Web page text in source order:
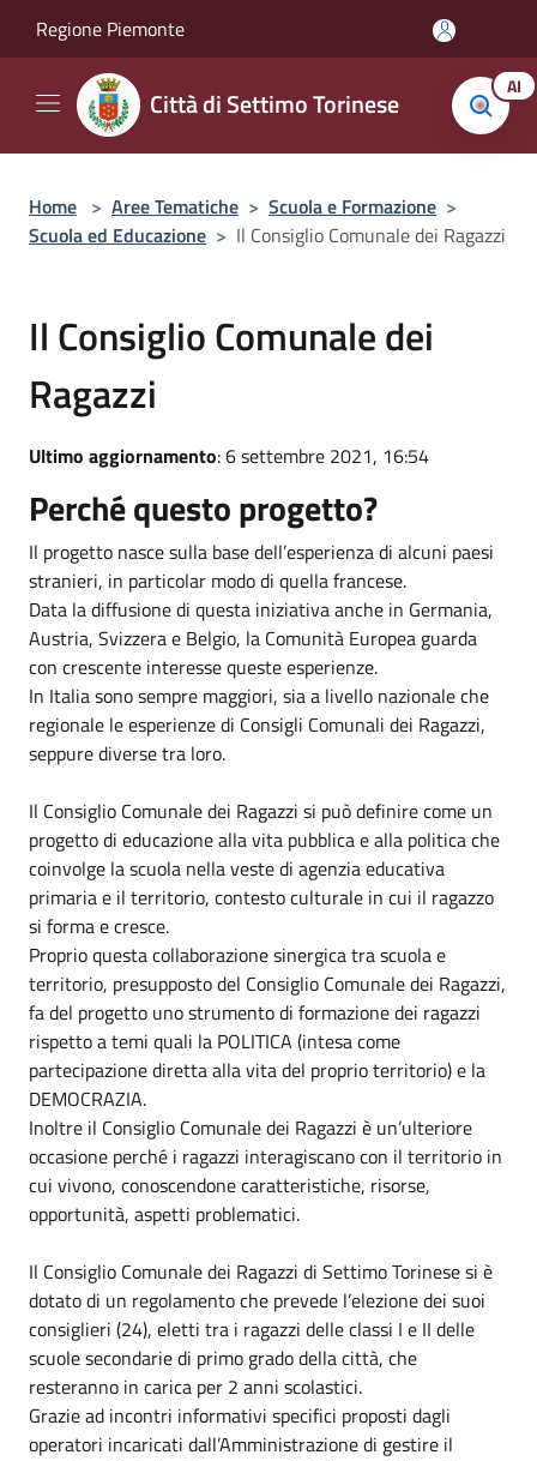
Regione Piemonte
Città di Settimo Torinese AI
Home > Aree Tematiche > Scuola e Formazione >
Scuola ed Educazione > Il Consiglio Comunale dei Ragazzi
Il Consiglio Comunale dei
Ragazzi
Ultimo aggiornamento: 6 settembre 2021, 16:54
Perché questo progetto?
Il progetto nasce sulla base dell’esperienza di alcuni paesi
stranieri, in particolar modo di quella francese.
Data la diffusione di questa iniziativa anche in Germania,
Austria, Svizzera e Belgio, la Comunità Europea guarda
con crescente interesse queste esperienze.
In Italia sono sempre maggiori, sia a livello nazionale che
regionale le esperienze di Consigli Comunali dei Ragazzi,
seppure diverse tra loro.
Il Consiglio Comunale dei Ragazzi si può definire come un
progetto di educazione alla vita pubblica e alla politica che
coinvolge la scuola nella veste di agenzia educativa
primaria e il territorio, contesto culturale in cui il ragazzo
si forma e cresce.
Proprio questa collaborazione sinergica tra scuola e
territorio, presupposto del Consiglio Comunale dei Ragazzi,
fa del progetto uno strumento di formazione dei ragazzi
rispetto a temi quali la POLITICA (intesa come
partecipazione diretta alla vita del proprio territorio) e la
DEMOCRAZIA.
Inoltre il Consiglio Comunale dei Ragazzi è un’ulteriore
occasione perché i ragazzi interagiscano con il territorio in
cui vivono, conoscendone caratteristiche, risorse,
opportunità, aspetti problematici.
Il Consiglio Comunale dei Ragazzi di Settimo Torinese si è
dotato di un regolamento che prevede l’elezione dei suoi
consiglieri (24), eletti tra i ragazzi delle classi I e II delle
scuole secondarie di primo grado della città, che
resteranno in carica per 2 anni scolastici.
Grazie ad incontri informativi specifici proposti dagli
operatori incaricati dall’Amministrazione di gestire il